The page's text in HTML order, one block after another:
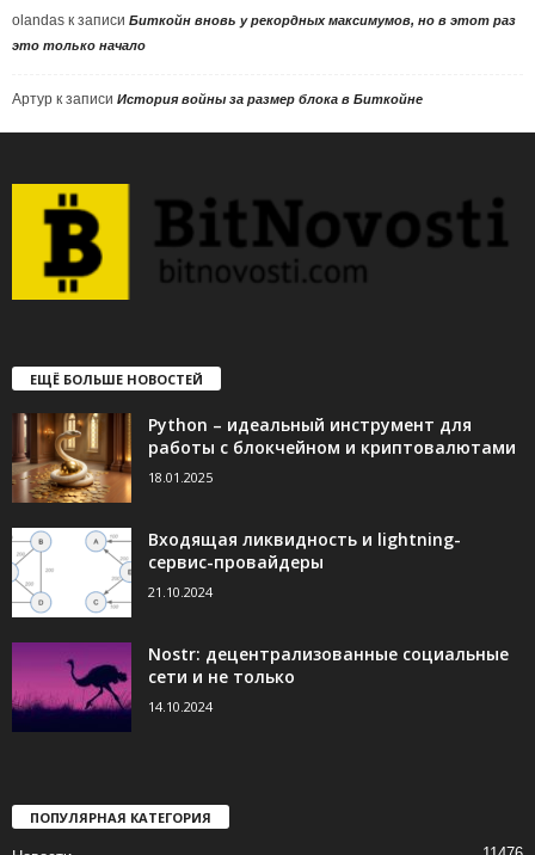
olandas к записи Биткойн вновь у рекордных максимумов, но в этот раз
это только начало
Артур к записи История войны за размер блока в Биткойне
ЕЩЁ БОЛЬШЕ НОВОСТЕЙ
Python – идеальный инструмент для
работы с блокчейном и криптовалютами
18.01.2025
Входящая ликвидность и lightning-
сервис-провайдеры
21.10.2024
Nostr: децентрализованные социальные
сети и не только
14.10.2024
ПОПУЛЯРНАЯ КАТЕГОРИЯ